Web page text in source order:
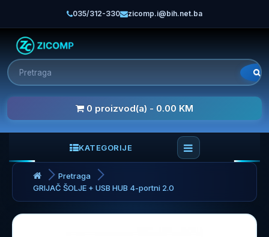
035/312-330 zicomp.i@bih.net.ba
0 proizvod(a) - 0.00 KM
KATEGORIJE
Pretraga
GRIJAČ ŠOLJE + USB HUB 4-portni 2.0